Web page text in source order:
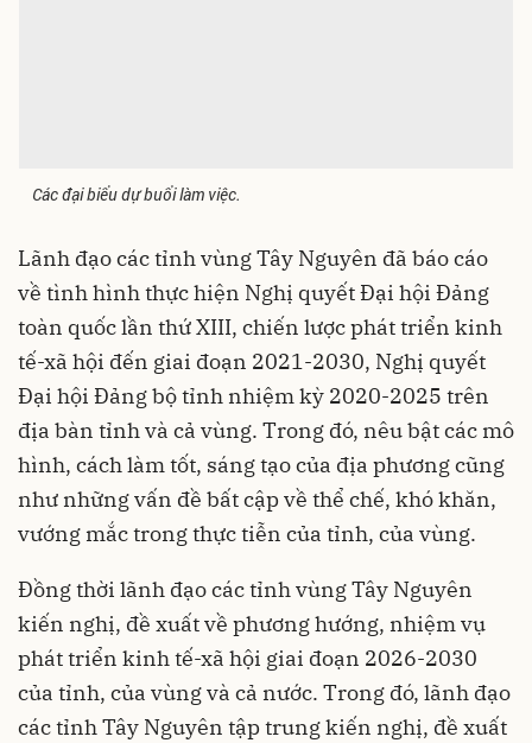
Các đại biểu dự buổi làm việc.
Lãnh đạo các tỉnh vùng Tây Nguyên đã báo cáo
về tình hình thực hiện Nghị quyết Đại hội Đảng
toàn quốc lần thứ XIII, chiến lược phát triển kinh
tế-xã hội đến giai đoạn 2021-2030, Nghị quyết
Đại hội Đảng bộ tỉnh nhiệm kỳ 2020-2025 trên
địa bàn tỉnh và cả vùng. Trong đó, nêu bật các mô
hình, cách làm tốt, sáng tạo của địa phương cũng
như những vấn đề bất cập về thể chế, khó khăn,
vướng mắc trong thực tiễn của tỉnh, của vùng.
Đồng thời lãnh đạo các tỉnh vùng Tây Nguyên
kiến nghị, đề xuất về phương hướng, nhiệm vụ
phát triển kinh tế-xã hội giai đoạn 2026-2030
của tỉnh, của vùng và cả nước. Trong đó, lãnh đạo
các tỉnh Tây Nguyên tập trung kiến nghị, đề xuất